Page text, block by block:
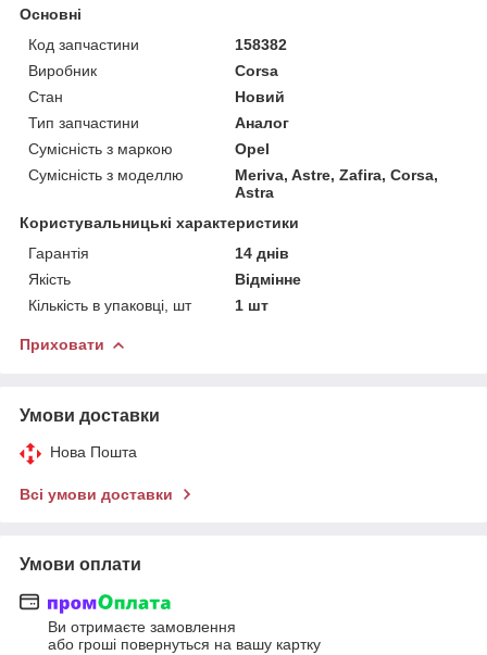
Основні
Код запчастини
158382
Виробник
Corsa
Стан
Новий
Тип запчастини
Аналог
Сумісність з маркою
Opel
Сумісність з моделлю
Meriva, Astre, Zafira, Corsa,
Astra
Користувальницькі характеристики
Гарантія
14 днів
Якість
Відмінне
Кількість в упаковці, шт
1 шт
Приховати
Умови доставки
Нова Пошта
Всі умови доставки
Умови оплати
Ви отримаєте замовлення
або гроші повернуться на вашу картку